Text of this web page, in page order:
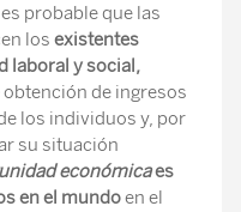
probable que las
los existentes
laboral y social,
de ingresos
los individuos y, por
su situación
económicaes
en el mundoen el